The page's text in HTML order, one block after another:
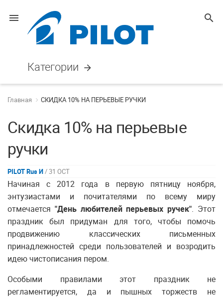
menu search
Категории arrow_forward
Главная СКИДКА 10% НА ПЕРЬЕВЫЕ РУЧКИ
Скидка 10% на перьевые
ручки
PILOT Rus И/ 31 OCT
Начиная с 2012 года в первую пятницу ноября,
энтузиастами и почитателями по всему миру
отмечается "День любителей перьевых ручек". Этот
праздник был придуман для того, чтобы помочь
продвижению классических письменных
принадлежностей среди пользователей и возродить
идею чистописания пером.
Особыми правилами этот праздник не
регламентируется, да и пышных торжеств не